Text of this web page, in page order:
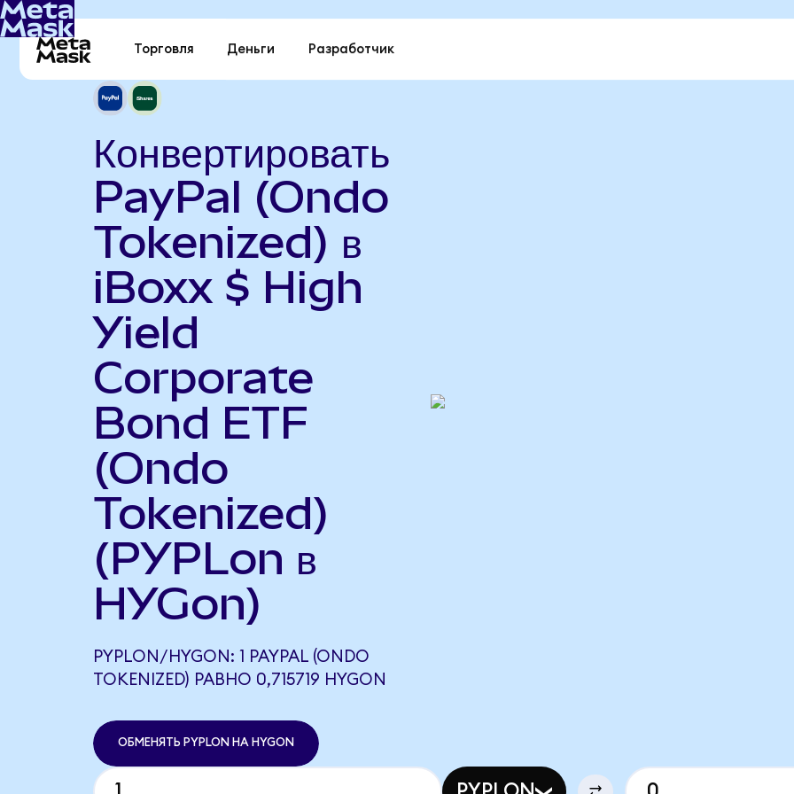
Торговля Деньги Разработчик
Конвертировать
PayPal (Ondo
Tokenized) в
iBoxx $ High
Yield
Corporate
Bond ETF
(Ondo
Tokenized)
(PYPLon в
HYGon)
PYPLON/HYGON: 1 PAYPAL (ONDO
TOKENIZED) РАВНО 0,715719 HYGON
ОБМЕНЯТЬ PYPLON НА HYGON